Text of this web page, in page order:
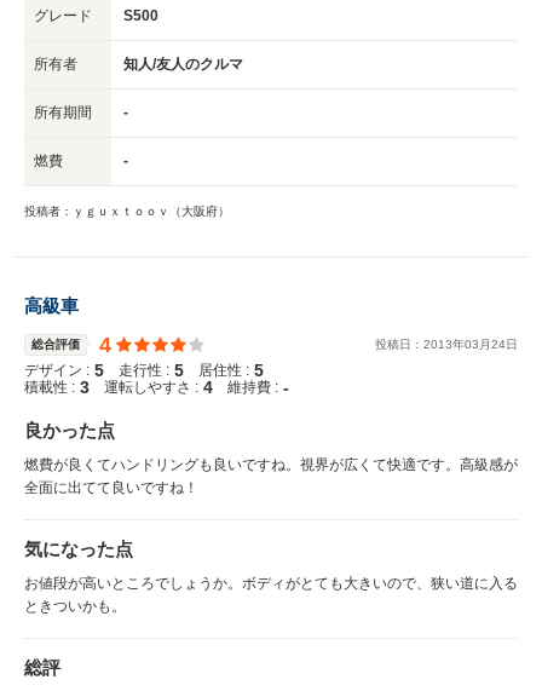
グレード S500
所有者 知人/友人のクルマ
所有期間 -
燃費 -
投稿者：ｙｇｕｘｔｏｏｖ（大阪府）
高級車
総合評価 4 投稿日： 2013年03 月24日
デザイン : 5 走行性 : 5 居住性 : 5
積載性 : 3 運転しやすさ : 4 維持費 : -
良かった点
燃費が良くてハンドリングも良いですね。視界が広くて快適です。高級感が
全面に出てて良いですね！
気になった点
お値段が高いところでしょうか。ボディがとても大きいので、狭い道に入る
ときついかも。
総評